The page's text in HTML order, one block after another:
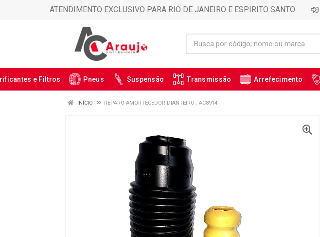
ATENDIMENTO EXCLUSIVO PARA RIO DE JANEIRO E ESPIRITO SANTO
e Filtros Pneus Suspensão Transmissão Arrefecimento
INÍCIO REPARO AMORTECEDOR DIANTEIRO : AC8914